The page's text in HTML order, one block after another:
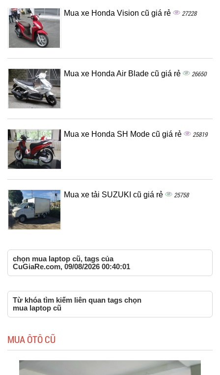
Mua xe Honda Vision cũ giá rẻ 27228
Mua xe Honda Air Blade cũ giá rẻ 26650
Mua xe Honda SH Mode cũ giá rẻ 25819
Mua xe tải SUZUKI cũ giá rẻ 25758
chọn mua laptop cũ, tags của
CuGiaRe.com, 09/08/2026 00:40:01
Từ khóa tìm kiếm liên quan tags chọn
mua laptop cũ
MUA ÔTÔ CŨ